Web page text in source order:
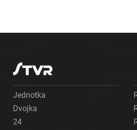
Jednotka
Dvojka
24